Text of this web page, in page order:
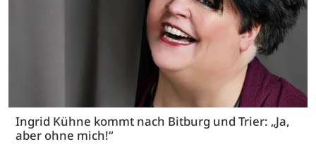
Ingrid Kühne kommt nach Bitburg und Trier: „Ja,
aber ohne mich!“